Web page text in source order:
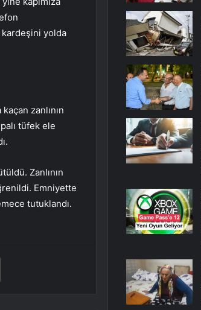
kardeşini yolda
zanlının
tüfek ele
Zanlının
Emniyette
tutuklandı.
Yazdır